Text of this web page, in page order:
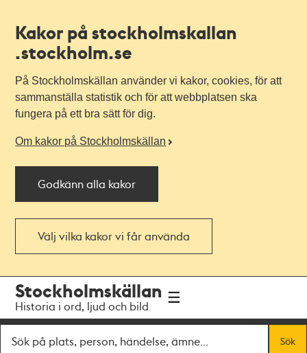
Kakor på stockholmskallan
.stockholm.se
På Stockholmskällan använder vi kakor, cookies, för att
sammanställa statistik och för att webbplatsen ska
fungera på ett bra sätt för dig.
Om kakor på Stockholmskällan
Godkänn alla kakor
Välj vilka kakor vi får använda
navigationen
huvudinnehållet
Stockholmskällan
Historia i ord, ljud och bild
Sök